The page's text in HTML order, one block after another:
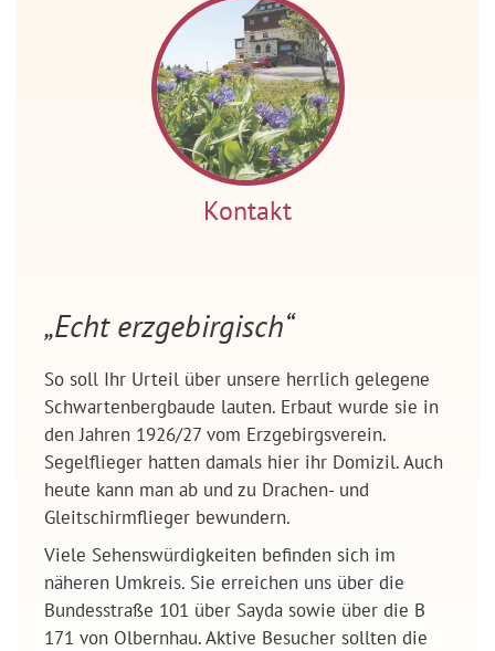
Kontakt
„Echt erzgebirgisch“
So soll Ihr Urteil über unsere herrlich gelegene
Schwartenbergbaude lauten. Erbaut wurde sie in
den Jahren 1926/27 vom Erzgebirgsverein.
Segelflieger hatten damals hier ihr Domizil. Auch
heute kann man ab und zu Drachen- und
Gleitschirmflieger bewundern.
Viele Sehenswürdigkeiten befinden sich im
näheren Umkreis. Sie erreichen uns über die
Bundesstraße 101 über Sayda sowie über die B
171 von Olbernhau. Aktive Besucher sollten die